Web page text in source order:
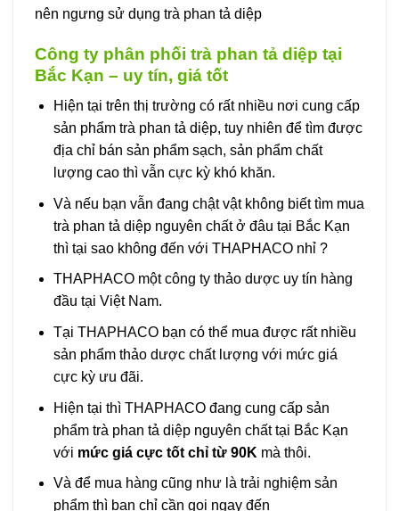
nên ngưng sử dụng trà phan tả diệp
Công ty phân phối trà phan tả diệp tại
Bắc Kạn – uy tín, giá tốt
Hiện tại trên thị trường có rất nhiều nơi cung cấp
sản phẩm trà phan tả diệp, tuy nhiên để tìm được
địa chỉ bán sản phẩm sạch, sản phẩm chất
lượng cao thì vẫn cực kỳ khó khăn.
Và nếu bạn vẫn đang chật vật không biết tìm mua
trà phan tả diệp nguyên chất ở đâu tại Bắc Kạn
thì tại sao không đến với THAPHACO nhỉ ?
THAPHACO một công ty thảo dược uy tín hàng
đầu tại Việt Nam.
Tại THAPHACO bạn có thể mua được rất nhiều
sản phẩm thảo dược chất lượng với mức giá
cực kỳ ưu đãi.
Hiện tại thì THAPHACO đang cung cấp sản
phẩm trà phan tả diệp nguyên chất tại Bắc Kạn
với mức giá cực tốt chỉ từ 90K mà thôi.
Và để mua hàng cũng như là trải nghiệm sản
phẩm thì bạn chỉ cần gọi ngay đến